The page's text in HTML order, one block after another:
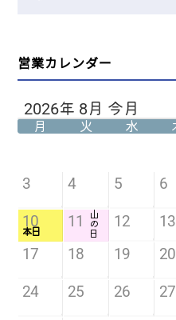
エス・ハート・エス
エレメンツ
エース
金城商事
カーボーイ
共栄プラスチック
キングジム
クリンペット・ジャパン
グリーンベル
営業カレンダー